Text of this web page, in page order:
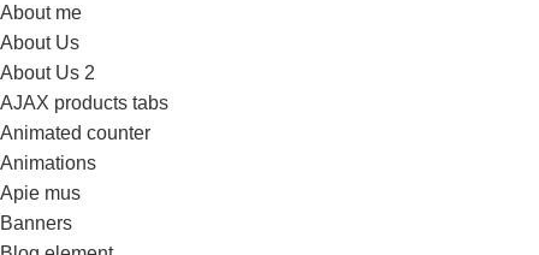
About me
About Us
About Us 2
AJAX products tabs
Animated counter
Animations
Apie mus
Banners